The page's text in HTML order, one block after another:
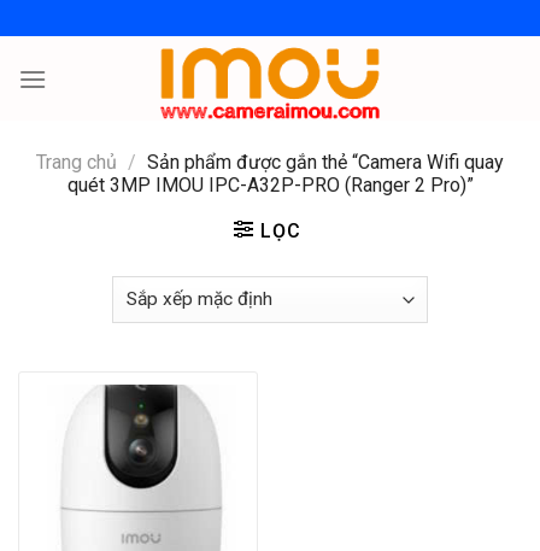
to
content
Trang chủ / Sản phẩm được gắn thẻ “Camera Wifi quay
quét 3MP IMOU IPC-A32P-PRO (Ranger 2 Pro)”
LỌC